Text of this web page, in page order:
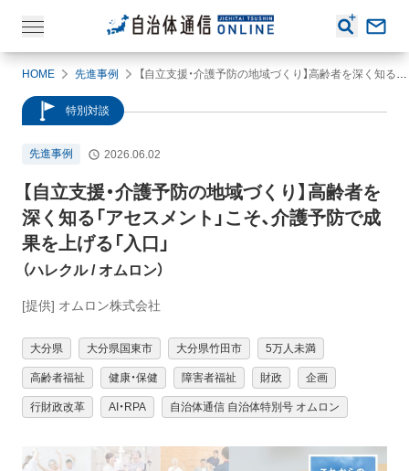
HOME 先進事例 【自立支援・介護予防の地域づくり】高齢者を深く知る「アセスメント」こそ、介護予防で成果を上げる「入口」（ハレクル / オムロン）
特別対談
先進事例 2026.06.02
【自立支援・介護予防の地域づくり】 高齢者を
深く知る「アセスメント」こそ、介護予防で成
果を上げる「入口」
（ハレクル/ オムロン）
[提供] オムロン株式会社
大分県 大分県国東市 大分県竹田市 5万人未満
高齢者福祉 健康・保健 障害者福祉 財政 企画
行財政改革 AI・RPA 自治体通信 自治体特別号 オムロン